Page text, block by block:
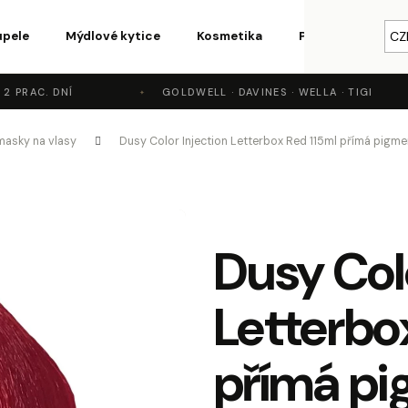
Mýdlové kytice Kosmetika Parfémy a vůně
DNÍ GOLDWELL · DAVINES · WELLA · TIGI
na vlasy Dusy Color Injection Letterbox Red 115ml přímá
Dusy
přímá
potřebujete najít?